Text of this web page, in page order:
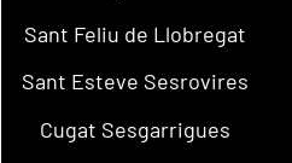
Sant Feliu de Llobregat
Sant Esteve Sesrovires
Cugat Sesgarrigues